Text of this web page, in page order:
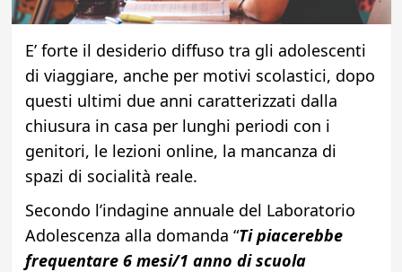
E’ forte il desiderio diffuso tra gli adolescenti
di viaggiare, anche per motivi scolastici, dopo
questi ultimi due anni caratterizzati dalla
chiusura in casa per lunghi periodi con i
genitori, le lezioni online, la mancanza di
spazi di socialità reale.
Secondo l’indagine annuale del Laboratorio
Adolescenza alla domanda “Ti piacerebbe
frequentare 6 mesi/1 anno di scuola